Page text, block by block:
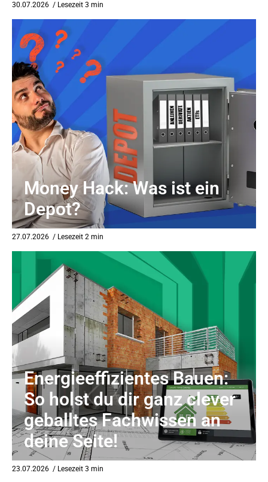
30.07.2026 / Lesezeit 3 min
Money Hack: Was ist ein
Depot?
27.07.2026 / Lesezeit 2 min
Energieeffizientes Bauen:
So holst du dir ganz clever
geballtes Fachwissen an
deine Seite!
23.07.2026 / Lesezeit 3 min